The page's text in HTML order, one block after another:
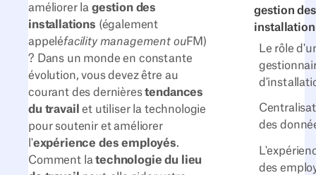
gestion des
Le rôle
des
des
améliorer la gestion des
installations (également
appeléfacility management ouFM)
? Dans un monde en constante
évolution, vous devez être au
courant des dernièrestendances
du travail et utiliser la technologie
pour soutenir et améliorer
l'expérience des employés.
Comment latechnologie du lieu